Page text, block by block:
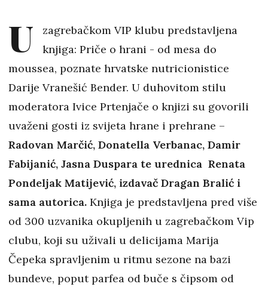
U
zagrebačkom VIP klubu predstavljena
knjiga: Priče o hrani - od mesa do
moussea, poznate hrvatske nutricionistice
Darije Vranešić Bender. U duhovitom stilu
moderatora Ivice Prtenjače o knjizi su govorili
uvaženi gosti iz svijeta hrane i prehrane –
Radovan Marčić, Donatella Verbanac, Damir
Fabijanić, Jasna Duspara te urednica Renata
Pondeljak Matijević, izdavač Dragan Bralić i
sama autorica. Knjiga je predstavljena pred više
od 300 uzvanika okupljenih u zagrebačkom Vip
clubu, koji su uživali u delicijama Marija
Čepeka spravljenim u ritmu sezone na bazi
bundeve, poput parfea od buče s čipsom od